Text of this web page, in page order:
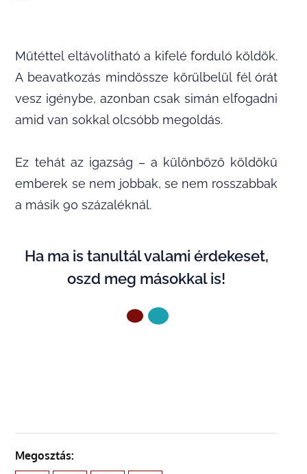
Műtéttel eltávolítható a kifelé forduló köldök.
A beavatkozás mindössze körülbelül fél órát
vesz igénybe, azonban csak simán elfogadni
amid van sokkal olcsóbb megoldás.
Ez tehát az igazság – a különböző köldökű
emberek se nem jobbak, se nem rosszabbak
a másik 90 százaléknál.
Ha ma is tanultál valami érdekeset,
oszd meg másokkal is!
Megosztás: